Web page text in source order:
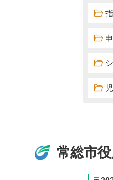
常総市